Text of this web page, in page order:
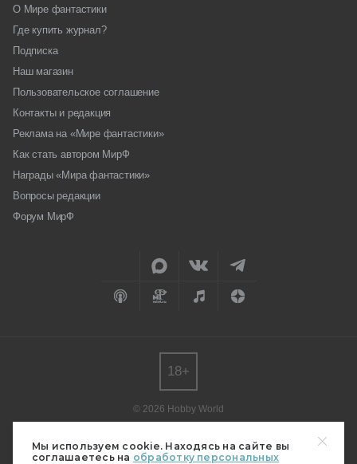
Мы используем cookie. Находясь на сайте вы
соглашаетесь на обработку персональных
О Мире фантастики
Где купить журнал?
Подписка
Наш магазин
Пользовательское соглашение
Контакты и редакция
Реклама на «Мире фантастики»
Как стать автором МирФ
Награды «Мира фантастики»
Вопросы редакции
Форум МирФ
© 2026 Hobby World
редакции.
Мнение авторов может не совпадать с мнением редакции.
18+